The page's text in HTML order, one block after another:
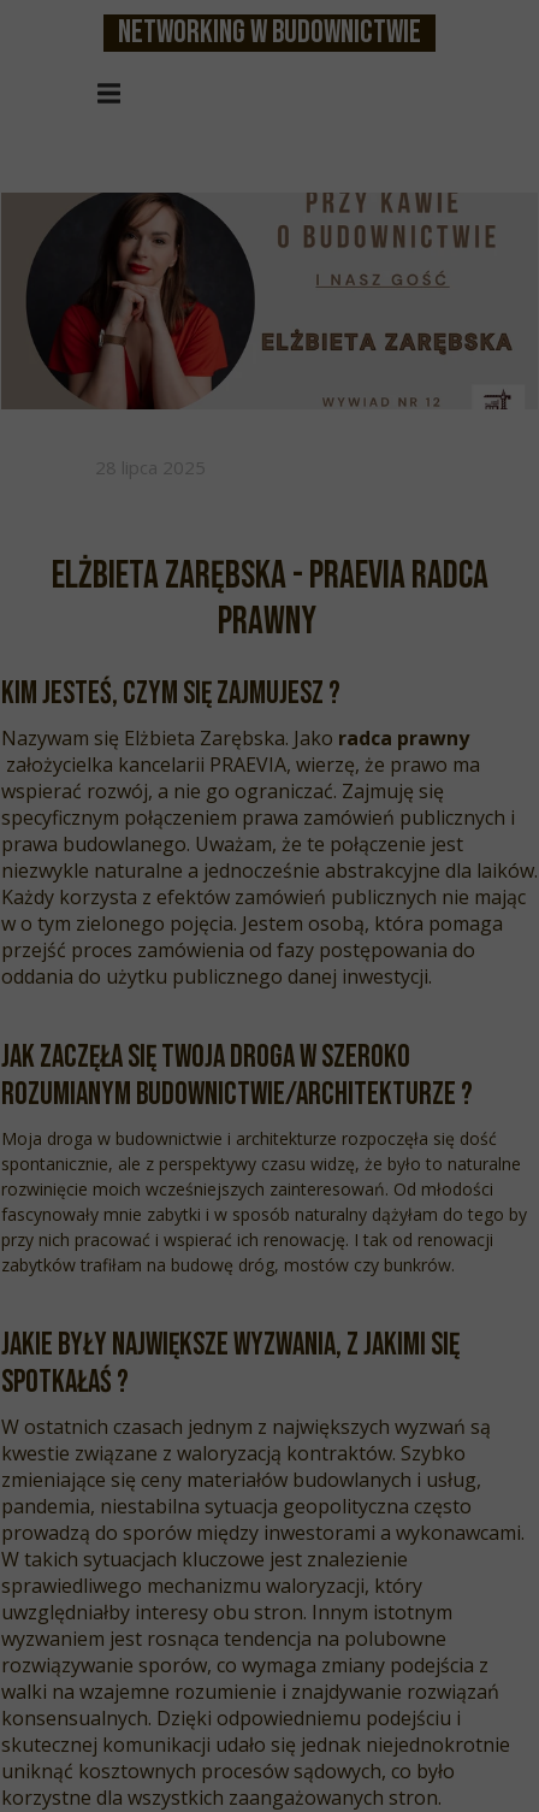
Networking w budownictwie
28 lipca 2025
Elżbieta Zarębska - PRAEVIA RADCA
PRAWNY
Kim jesteś, czym się zajmujesz ?
Nazywam się Elżbieta Zarębska. Jako radca prawny
założycielka kancelarii PRAEVIA, wierzę, że prawo ma
wspierać rozwój, a nie go ograniczać. Zajmuję się
specyficznym połączeniem prawa zamówień publicznych i
prawa budowlanego. Uważam, że te połączenie jest
niezwykle naturalne a jednocześnie abstrakcyjne dla laików.
Każdy korzysta z efektów zamówień publicznych nie mając
w o tym zielonego pojęcia. Jestem osobą, która pomaga
przejść proces zamówienia od fazy postępowania do
oddania do użytku publicznego danej inwestycji.
Jak zaczęła się Twoja droga w szeroko
rozumianym budownictwie/architekturze ?
Moja droga w budownictwie i architekturze rozpoczęła się dość
spontanicznie, ale z perspektywy czasu widzę, że było to naturalne
rozwinięcie moich wcześniejszych zainteresowań. Od młodości
fascynowały mnie zabytki i w sposób naturalny dążyłam do tego by
przy nich pracować i wspierać ich renowację. I tak od renowacji
zabytków trafiłam na budowę dróg, mostów czy bunkrów.
Jakie były największe wyzwania, z jakimi się
spotkałAś?
W ostatnich czasach jednym z największych wyzwań są
kwestie związane z waloryzacją kontraktów. Szybko
zmieniające się ceny materiałów budowlanych i usług,
pandemia, niestabilna sytuacja geopolityczna często
prowadzą do sporów między inwestorami a wykonawcami.
W takich sytuacjach kluczowe jest znalezienie
sprawiedliwego mechanizmu waloryzacji, który
uwzględniałby interesy obu stron. Innym istotnym
wyzwaniem jest rosnąca tendencja na polubowne
rozwiązywanie sporów, co wymaga zmiany podejścia z
walki na wzajemne rozumienie i znajdywanie rozwiązań
konsensualnych. Dzięki odpowiedniemu podejściu i
skutecznej komunikacji udało się jednak niejednokrotnie
uniknąć kosztownych procesów sądowych, co było
korzystne dla wszystkich zaangażowanych stron.